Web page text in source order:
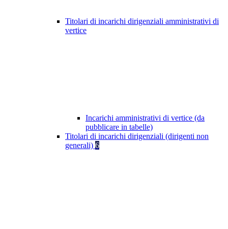
Titolari di incarichi dirigenziali amministrativi di
vertice
Incarichi amministrativi di vertice (da
pubblicare in tabelle)
Titolari di incarichi dirigenziali (dirigenti non
generali) 6